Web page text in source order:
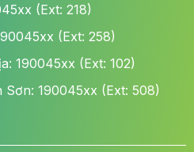
(Ext: 218)
(Ext: 258)
190045xx (Ext: 102)
190045xx (Ext: 508)